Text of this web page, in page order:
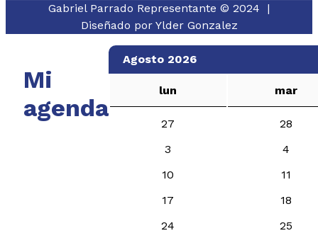
Gabriel Parrado Representante © 2024 |
Diseñado por Ylder Gonzalez
Mi
agenda
Agosto 2026
lun mar
27
28
3
4
10
11
17
18
24
25